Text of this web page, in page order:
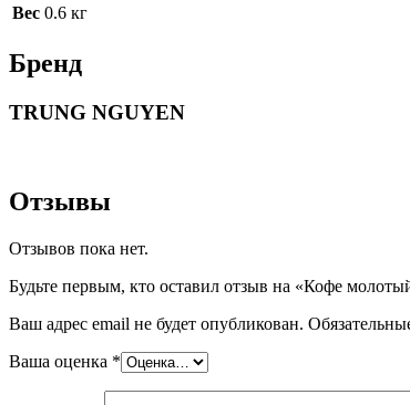
Вес 0.6 кг
Бренд
TRUNG NGUYEN
Отзывы
Отзывов пока нет.
Будьте первым, кто оставил отзыв на «Кофе
Ваш адрес email не будет опубликован.
Ваша оценка *